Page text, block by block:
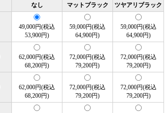
なし マットブラック ツヤアリブラック
49,000円(税込
53,900円)
59,000円(税込
64,900円)
59,000円(税込
64,900円)
62,000円(税込
68,200円)
72,000円(税込
79,200円)
72,000円(税込
79,200円)
62,000円(税込
68,200円)
72,000円(税込
79,200円)
72,000円(税込
79,200円)